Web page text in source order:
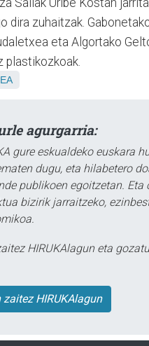
dira zuhaitzak.
eta Algortako
plastikozkoak.
agurgarria:
gure eskualdeko euskara
dugu, eta hilabetero
publikoen egoitzetan.
bizirik jarraitzeko,
HIRUKAlagun eta
zaitez HIRUKAlagun